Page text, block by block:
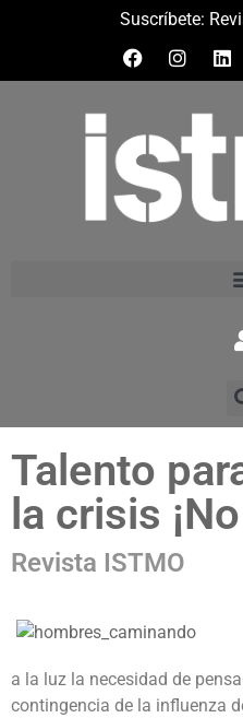
Suscríbete:
Talento
la crisis
Revista ISTMO
a la luz la necesidad de
contingencia de la influenza